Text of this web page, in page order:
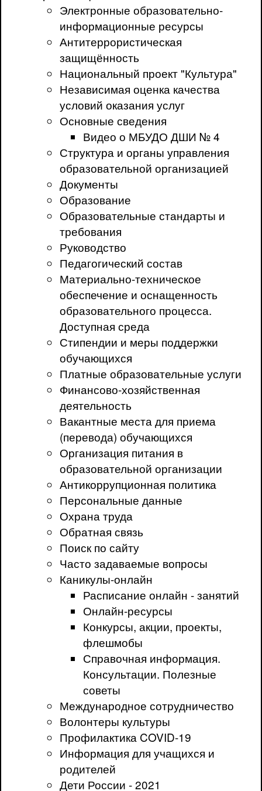
Электронные образовательно-
информационные ресурсы
Антитеррористическая
защищённость
Национальный проект "Культура"
Независимая оценка качества
условий оказания услуг
Основные сведения
Видео о МБУДО ДШИ № 4
Структура и органы управления
образовательной организацией
Документы
Образование
Образовательные стандарты и
требования
Руководство
Педагогический состав
Материально-техническое
обеспечение и оснащенность
образовательного процесса.
Доступная среда
Стипендии и меры поддержки
обучающихся
Платные образовательные услуги
Финансово-хозяйственная
деятельность
Вакантные места для приема
(перевода) обучающихся
Организация питания в
образовательной организации
Антикоррупционная политика
Персональные данные
Охрана труда
Обратная связь
Поиск по сайту
Часто задаваемые вопросы
Каникулы-онлайн
Расписание онлайн - занятий
Онлайн-ресурсы
Конкурсы, акции, проекты,
флешмобы
Справочная информация.
Консультации. Полезные
советы
Международное сотрудничество
Волонтеры культуры
Профилактика COVID-19
Информация для учащихся и
родителей
Дети России - 2021